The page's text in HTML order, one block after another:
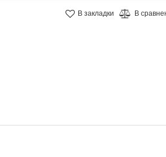
В закладки В